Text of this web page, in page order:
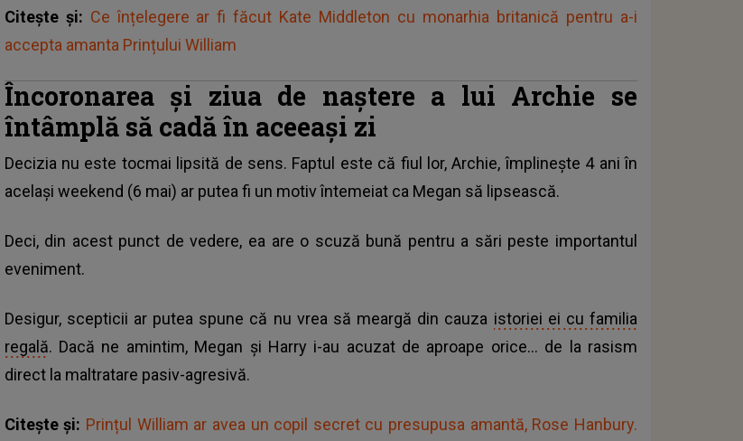
Citește și: Ce înțelegere ar fi făcut Kate Middleton cu monarhia britanică pentru a-i
accepta amanta Prințului William
Încoronarea și ziua de naștere a lui Archie se
întâmplă să cadă în aceeași zi
Decizia nu este tocmai lipsită de sens. Faptul este că fiul lor, Archie, împlinește 4 ani în
același weekend (6 mai) ar putea fi un motiv întemeiat ca Megan să lipsească.
Deci, din acest punct de vedere, ea are o scuză bună pentru a sări peste importantul
eveniment.
Desigur, scepticii ar putea spune că nu vrea să meargă din cauza istoriei ei cu familia
regală. Dacă ne amintim, Megan și Harry i-au acuzat de aproape orice... de la rasism
direct la maltratare pasiv-agresivă.
Citește și: Prințul William ar avea un copil secret cu presupusa amantă, Rose Hanbury.